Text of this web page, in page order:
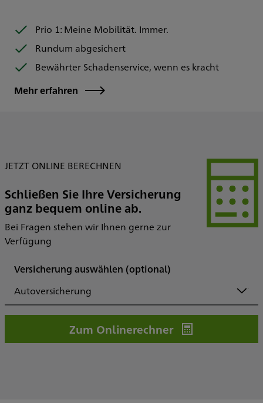
Prio 1: Meine Mobilität. Immer.
Rundum abgesichert
Bewährter Schadenservice, wenn es kracht
Mehr erfahren
JETZT ONLINE BERECHNEN
Schließen Sie Ihre Versicherung
ganz bequem online ab.
Bei Fragen stehen wir Ihnen gerne zur
Verfügung
Versicherung auswählen (optional)
Autoversicherung
Zum Onlinerechner